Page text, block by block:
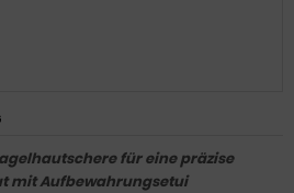
für eine präzise
mit Aufbewahrungsetui